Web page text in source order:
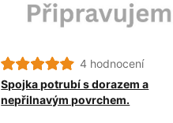
4 hodnocení
Spojka potrubí s dorazem a
nepřilnavým povrchem.